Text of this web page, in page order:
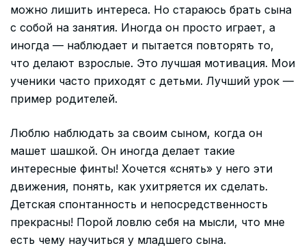
можно лишить интереса. Но стараюсь брать сына
с собой на занятия. Иногда он просто играет, а
иногда — наблюдает и пытается повторять то,
что делают взрослые. Это лучшая мотивация. Мои
ученики часто приходят с детьми. Лучший урок —
пример родителей.
Люблю наблюдать за своим сыном, когда он
машет шашкой. Он иногда делает такие
интересные финты! Хочется «снять» у него эти
движения, понять, как ухитряется их сделать.
Детская спонтанность и непосредственность
прекрасны! Порой ловлю себя на мысли, что мне
есть чему научиться у младшего сына.